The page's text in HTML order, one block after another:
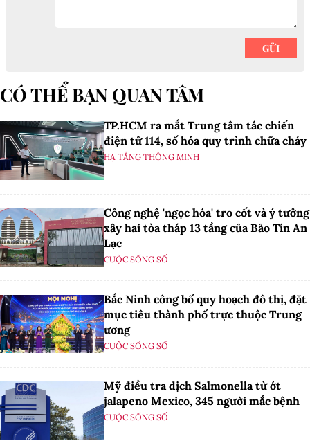
CÓ THỂ BẠN QUAN TÂM
TP.HCM ra mắt Trung tâm tác chiến
điện tử 114, số hóa quy trình chữa cháy
HẠ TẦNG THÔNG MINH
Công nghệ 'ngọc hóa' tro cốt và ý tưởng
xây hai tòa tháp 13 tầng của Bảo Tín An
Lạc
CUỘC SỐNG SỐ
Bắc Ninh công bố quy hoạch đô thị, đặt
mục tiêu thành phố trực thuộc Trung
ương
CUỘC SỐNG SỐ
Mỹ điều tra dịch Salmonella từ ớt
jalapeno Mexico, 345 người mắc bệnh
CUỘC SỐNG SỐ